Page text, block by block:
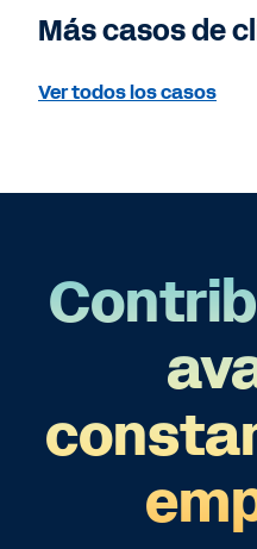
Más casos de
Ver todos los casos